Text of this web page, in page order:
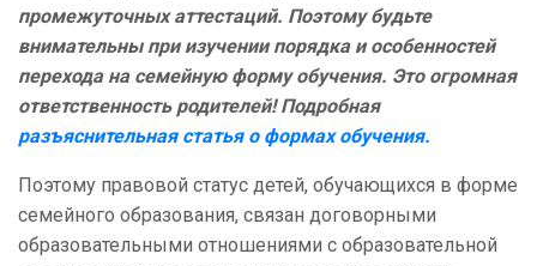
промежуточных аттестаций. Поэтому будьте
внимательны при изучении порядка и особенностей
перехода на семейную форму обучения. Это огромная
ответственность родителей! Подробная
разъяснительная статья о формах обучения.
Поэтому правовой статус детей, обучающихся в форме
семейного образования, связан договорными
образовательными отношениями с образовательной